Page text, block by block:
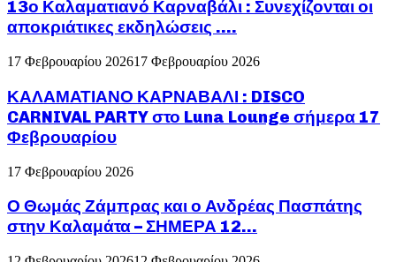
13ο Καλαματιανό Καρναβάλι : Συνεχίζονται οι
αποκριάτικες εκδηλώσεις ….
17 Φεβρουαρίου 202617 Φεβρουαρίου 2026
ΚΑΛΑΜΑΤΙΑΝΟ ΚΑΡΝΑΒΑΛΙ : DISCO
CARNIVAL PARTY στο Luna Lounge σήμερα 17
Φεβρουαρίου
17 Φεβρουαρίου 2026
Ο Θωμάς Ζάμπρας και ο Ανδρέας Πασπάτης
στην Καλαμάτα – ΣΗΜΕΡΑ 12...